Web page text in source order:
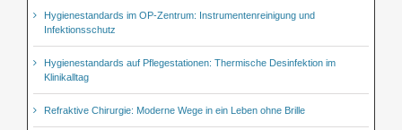
Hygienestandards im OP-Zentrum: Instrumentenreinigung und
Infektionsschutz
Hygienestandards auf Pflegestationen: Thermische Desinfektion im
Klinikalltag
Refraktive Chirurgie: Moderne Wege in ein Leben ohne Brille